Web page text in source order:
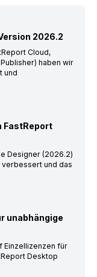
2026.2
Cloud,
haben wir
und
FastReport
Designer (2026.2)
und das
unabhängige
Einzellizenzen für
Desktop